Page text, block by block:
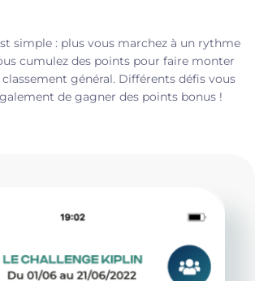
simple : plus vous marchez à un rythme
cumulez des points pour faire monter
général. Différents défis vous
de gagner des points bonus !